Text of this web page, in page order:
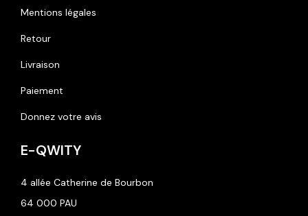
Mentions légales
Retour
Livraison
Paiement
Donnez votre avis
E-QWITY
4 allée Catherine de Bourbon
64 000 PAU